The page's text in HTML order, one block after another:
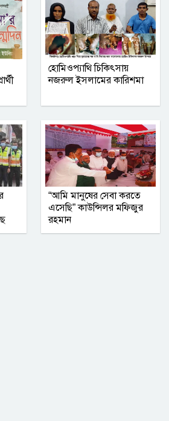
হোমিওপ্যাথি চিকিৎসায়
নজরুল ইসলামের কারিশমা
“আমি মানুষের সেবা করতে
এসেছি” কাউন্সিলর মফিজুর
রহমান